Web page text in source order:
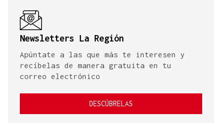
Newsletters La Región
Apúntate a las que más te interesen y
recíbelas de manera gratuita en tu
correo electrónico
DESCÚBRELAS